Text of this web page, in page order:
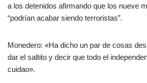
a los detenidos afirmando que los nueve
“podrían acabar siendo terroristas”.
Monedero: «Ha dicho un par de cosas
dar el saltito y decir que todo el
cuidao».